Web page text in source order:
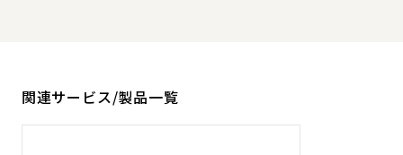
関連サービス/製品一覧